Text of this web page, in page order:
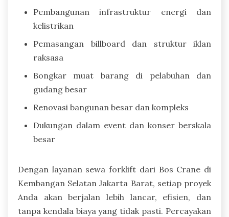
Pembangunan infrastruktur energi dan
kelistrikan
Pemasangan billboard dan struktur iklan
raksasa
Bongkar muat barang di pelabuhan dan
gudang besar
Renovasi bangunan besar dan kompleks
Dukungan dalam event dan konser berskala
besar
Dengan layanan sewa forklift dari Bos Crane di
Kembangan Selatan Jakarta Barat, setiap proyek
Anda akan berjalan lebih lancar, efisien, dan
tanpa kendala biaya yang tidak pasti. Percayakan